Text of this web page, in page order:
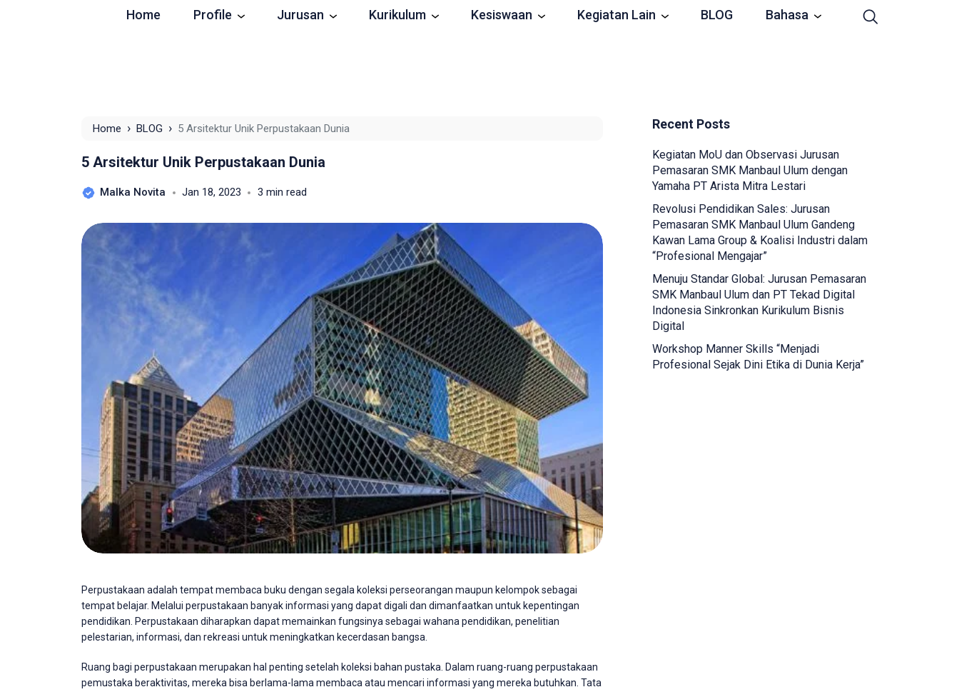
Home Profile Jurusan Kurikulum Kesiswaan Kegiatan Lain BLOG Bahasa
Home › BLOG › 5 Arsitektur Unik Perpustakaan Dunia
5 Arsitektur Unik Perpustakaan Dunia
Malka Novita Jan 18, 2023 3 min read
Perpustakaan adalah tempat membaca buku dengan segala koleksi perseorangan maupun kelompok sebagai
tempat belajar. Melalui perpustakaan banyak informasi yang dapat digali dan dimanfaatkan untuk kepentingan
pendidikan. Perpustakaan diharapkan dapat memainkan fungsinya sebagai wahana pendidikan, penelitian
pelestarian, informasi, dan rekreasi untuk meningkatkan kecerdasan bangsa.
Ruang bagi perpustakaan merupakan hal penting setelah koleksi bahan pustaka. Dalam ruang-ruang perpustakaan
pemustaka beraktivitas, mereka bisa berlama-lama membaca atau mencari informasi yang mereka butuhkan. Tata
Recent Posts
Kegiatan MoU dan Observasi Jurusan
Pemasaran SMK Manbaul Ulum dengan
Yamaha PT Arista Mitra Lestari
Revolusi Pendidikan Sales: Jurusan
Pemasaran SMK Manbaul Ulum Gandeng
Kawan Lama Group & Koalisi Industri dalam
“Profesional Mengajar”
Menuju Standar Global: Jurusan Pemasaran
SMK Manbaul Ulum dan PT Tekad Digital
Indonesia Sinkronkan Kurikulum Bisnis
Digital
Workshop Manner Skills “Menjadi
Profesional Sejak Dini Etika di Dunia Kerja”